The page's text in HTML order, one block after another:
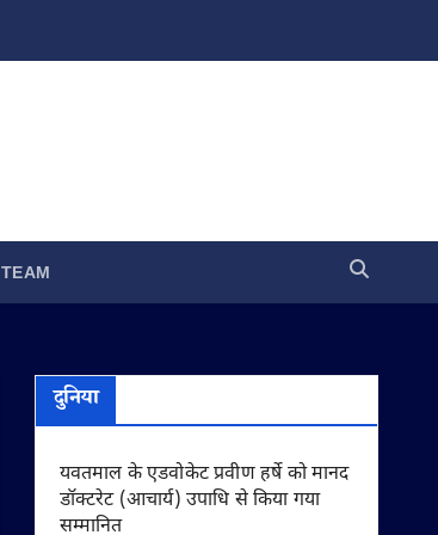
TEAM
दुनिया
यवतमाल के एडवोकेट प्रवीण हर्षे को मानद
डॉक्टरेट (आचार्य) उपाधि से किया गया
सम्मानित